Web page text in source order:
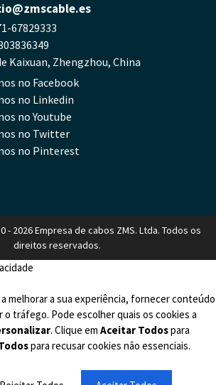
67829333
Kaixuan, Zhengzhou, China
2026 Empresa de cabos ZMS. Ltda. Todos os
direitos reservados.
melhorar a sua experiência, fornecer conteúdo
o tráfego. Pode escolher quais os cookies a
. Clique em Aceitar Todospara
para recusar cookies não essenciais.